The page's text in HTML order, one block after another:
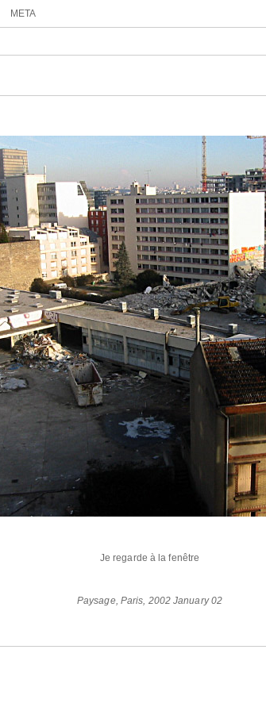
META
Je regarde à la fenêtre
Paysage, Paris, 2002 January 02